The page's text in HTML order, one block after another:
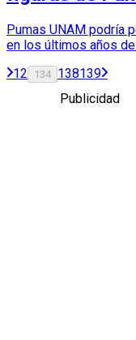
Pumas UNAM podría
en los últimos años
12 134 138139
Publicidad